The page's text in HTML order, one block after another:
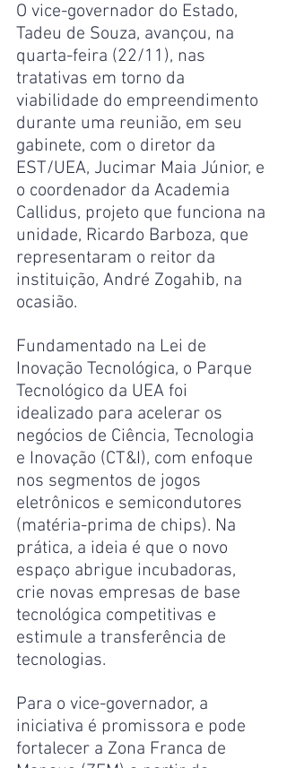
O vice-governador do Estado,
Tadeu de Souza, avançou, na
quarta-feira (22/11), nas
tratativas em torno da
viabilidade do empreendimento
durante uma reunião, em seu
gabinete, com o diretor da
EST/UEA, Jucimar Maia Júnior, e
o coordenador da Academia
Callidus, projeto que funciona na
unidade, Ricardo Barboza, que
representaram o reitor da
instituição, André Zogahib, na
ocasião.
Fundamentado na Lei de
Inovação Tecnológica, o Parque
Tecnológico da UEA foi
idealizado para acelerar os
negócios de Ciência, Tecnologia
e Inovação (CT&I), com enfoque
nos segmentos de jogos
eletrônicos e semicondutores
(matéria-prima de chips). Na
prática, a ideia é que o novo
espaço abrigue incubadoras,
crie novas empresas de base
tecnológica competitivas e
estimule a transferência de
tecnologias.
Para o vice-governador, a
iniciativa é promissora e pode
fortalecer a Zona Franca de